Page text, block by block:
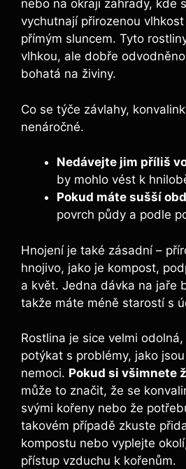
nebo na okraji zahrady, kde
vychutnají přirozenou
přímým sluncem. Tyto
vlhkou, ale dobře
bohatá na živiny.
Co se týče závlahy,
nenáročné.
Nedávejte jim příliš
by mohlo vést k
Pokud máte sušší
povrch půdy a podle
Hnojení je také zásadní –
hnojivo, jako je kompost,
a květ. Jedna dávka na jaře
takže máte méně starostí s
Rostlina je sice velmi
potýkat s problémy, jako
nemoci. Pokud si všimnete
může to značit, že se
svými kořeny nebo že
takovém případě zkuste
kompostu nebo vyplejte
přístup vzduchu k kořenům.